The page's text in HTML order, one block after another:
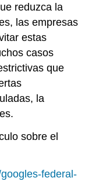
reduzca la
las empresas
estas
casos
que
la
sobre el
federal-